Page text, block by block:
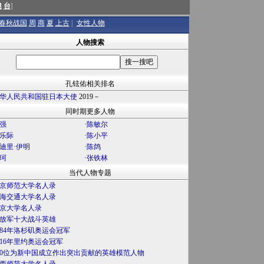
台]
秋战国 周 商 夏 上古 女性人物
人物搜索
孔铉佑相关排名
人民共和国驻日本大使 2019－
同时期更多人物
·陈敏尔
际 ·陈小平
里·伊明 ·陈鸽
·张铁林
当代人物专题
师范大学名人录
交通大学名人录
大学名人录
军十大战斗英雄
年洛杉矶奥运会冠军
年里约奥运会冠军
位为新中国成立作出突出贡献的英雄模范人物